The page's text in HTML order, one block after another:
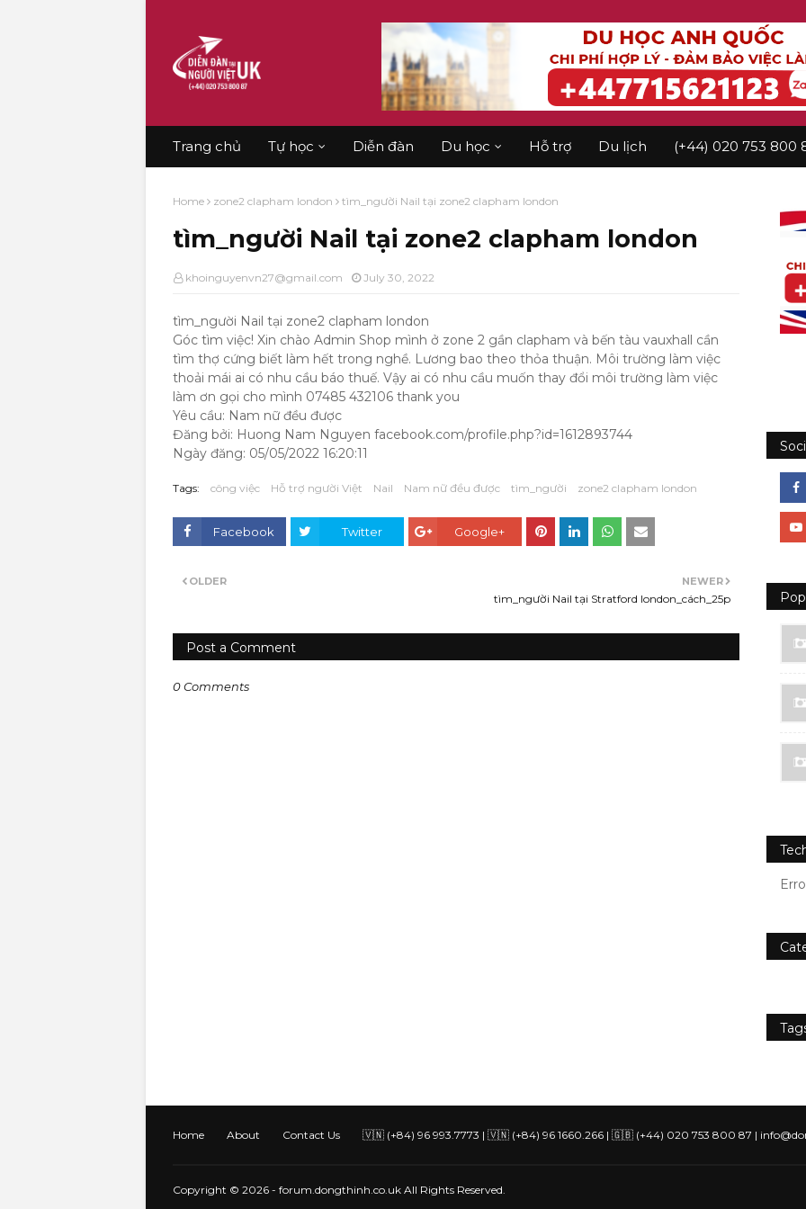
Trang chủ Tự học Diễn đàn Du học Hỗ trợ Du lịch (+44) 020 753 800
Home zone2 clapham london tìm_người Nail tại zone2 clapham london
tìm_người Nail tại zone2 clapham london
khoinguyenvn27@gmail.com July 30, 2022
tìm_người Nail tại zone2 clapham london
Góc tìm việc! Xin chào Admin Shop mình ở zone 2 gần clapham và bến tàu vauxhall cần
tìm thợ cứng biết làm hết trong nghề. Lương bao theo thỏa thuận. Môi trường làm việc
thoải mái ai có nhu cầu báo thuế. Vậy ai có nhu cầu muốn thay đổi môi trường làm việc
làm ơn gọi cho mình 07485 432106 thank you
Yêu cầu: Nam nữ đều được
Đăng bởi: Huong Nam Nguyen facebook.com/profile.php?id=1612893744
Ngày đăng: 05/05/2022 16:20:11
Tags: công việc Hỗ trợ người Việt Nail Nam nữ đều được tìm_người zone2 clapham london
Facebook Twitter Google+
NEWER
tìm_người Nail tại Stratford london_cách_25p
OLDER
Post a Comment
0 Comments
Home About Contact Us 🇻🇳 (+84) 96 993.7773 | 🇻🇳 (+84) 96 1660.266 | 🇬🇧 (+44) 020 753 800 87 |
Copyright © 2026 - forum.dongthinh.co.uk All Rights Reserved.